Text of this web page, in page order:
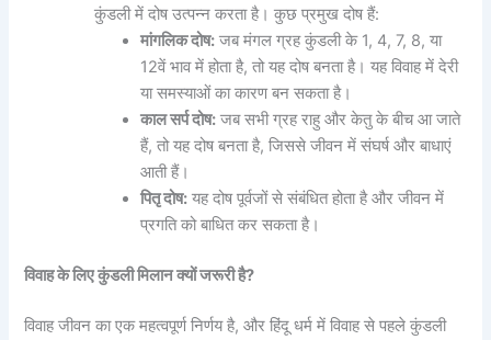
कुंडली में दोष उत्पन्न करता है। कुछ प्रमुख दोष हैं:
मांगलिक दोष: जब मंगल ग्रह कुंडली के 1, 4, 7, 8, या
12वें भाव में होता है, तो यह दोष बनता है। यह विवाह में देरी
या समस्याओं का कारण बन सकता है।
काल सर्प दोष: जब सभी ग्रह राहु और केतु के बीच आ जाते
हैं, तो यह दोष बनता है, जिससे जीवन में संघर्ष और बाधाएं
आती हैं।
पितृ दोष: यह दोष पूर्वजों से संबंधित होता है और जीवन में
प्रगति को बाधित कर सकता है।
विवाह के लिए कुंडली मिलान क्यों जरूरी है?
विवाह जीवन का एक महत्वपूर्ण निर्णय है, और हिंदू धर्म में विवाह से पहले कुंडली